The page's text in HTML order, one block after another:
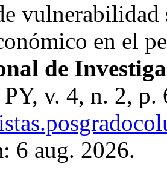
vulnerabilidad
en el
de
v. 4, n. 2,
6 aug. 2026.